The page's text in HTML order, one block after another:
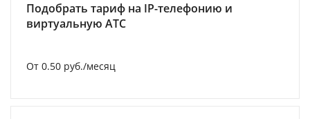
Подобрать тариф на IP-телефонию и
виртуальную АТС
От 0.50 руб./месяц